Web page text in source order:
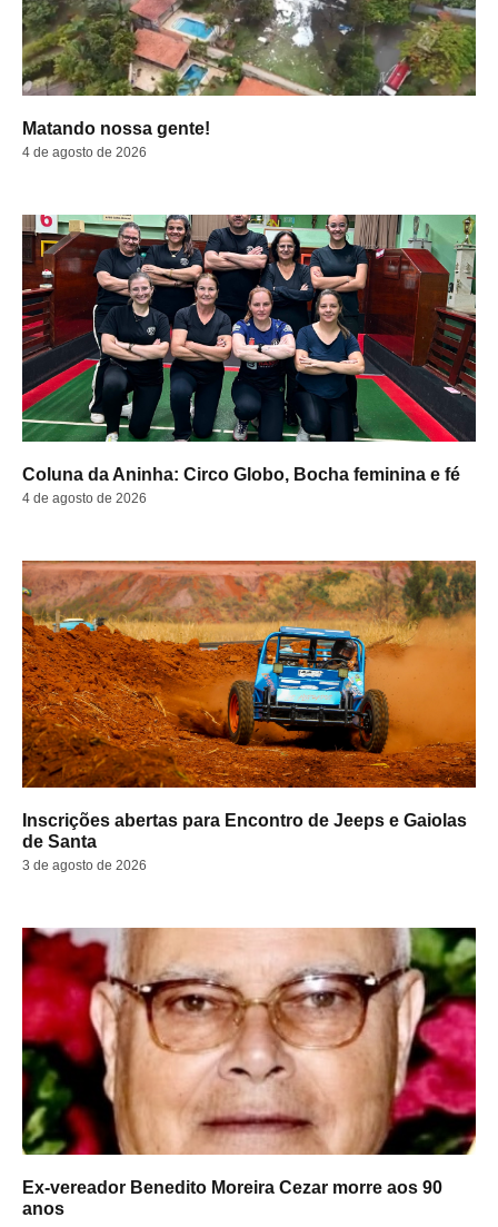
Matando nossa gente!
4 de agosto de 2026
Coluna da Aninha: Circo Globo, Bocha feminina e fé
4 de agosto de 2026
Inscrições abertas para Encontro de Jeeps e Gaiolas
de Santa
3 de agosto de 2026
Ex-vereador Benedito Moreira Cezar morre aos 90
anos